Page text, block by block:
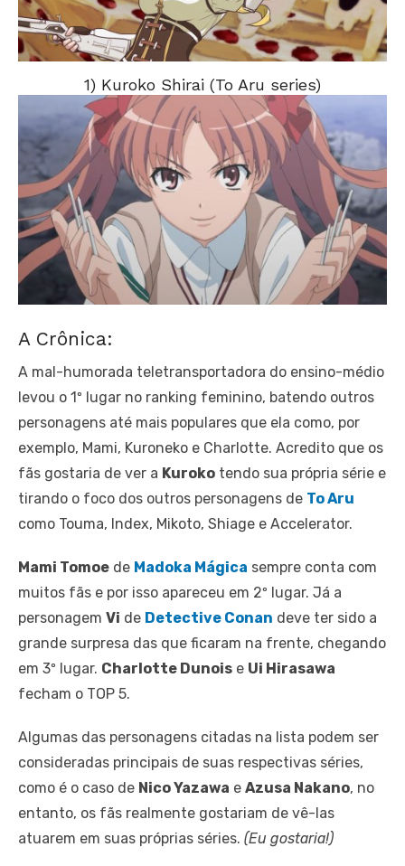
1) Kuroko Shirai (To Aru series)
A Crônica:
A mal-humorada teletransportadora do ensino-médio
levou o 1º lugar no ranking feminino, batendo outros
personagens até mais populares que ela como, por
exemplo, Mami, Kuroneko e Charlotte. Acredito que os
fãs gostaria de ver a Kuroko tendo sua própria série e
tirando o foco dos outros personagens de To Aru
como Touma, Index, Mikoto, Shiage e Accelerator.
Mami Tomoe de Madoka Mágica sempre conta com
muitos fãs e por isso apareceu em 2º lugar. Já a
personagem Vi de Detective Conan deve ter sido a
grande surpresa das que ficaram na frente, chegando
em 3º lugar. Charlotte Dunois e Ui Hirasawa
fecham o TOP 5.
Algumas das personagens citadas na lista podem ser
consideradas principais de suas respectivas séries,
como é o caso de Nico Yazawa e Azusa Nakano, no
entanto, os fãs realmente gostariam de vê-las
atuarem em suas próprias séries. (Eu gostaria!)